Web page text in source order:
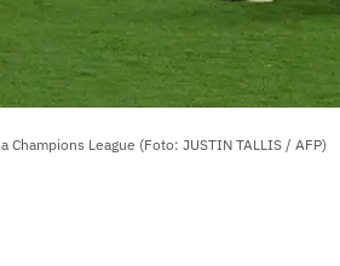
League (Foto: JUSTIN TALLIS / AFP)